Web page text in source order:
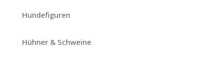
Hundefiguren
Hühner & Schweine